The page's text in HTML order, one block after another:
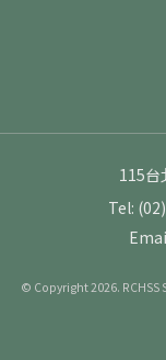
115台
Tel:
© Copyright 2026. RCHSS